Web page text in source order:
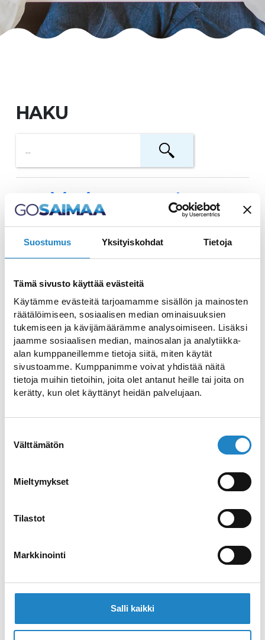
Suostumus Yksityiskohdat Tietoja
Tämä sivusto käyttää evästeitä
Käytämme evästeitä tarjoamamme sisällön ja mainosten
räätälöimiseen, sosiaalisen median ominaisuuksien
tukemiseen ja kävijämäärämme analysoimiseen. Lisäksi
jaamme sosiaalisen median, mainosalan ja analytiikka-
alan kumppaneillemme tietoja siitä, miten käytät
sivustoamme. Kumppanimme voivat yhdistää näitä
tietoja muihin tietoihin, joita olet antanut heille tai joita on
kerätty, kun olet käyttänyt heidän palvelujaan.
valinta
Välttämätön
Mieltymykset
Tilastot
Markkinointi
Salli kaikki
HAKU
Nettisivujen perusrakenne
matkailuyritykselle –
käyttäjäystävällisyys ja
vastuullisuus
Haluatko laajentaa matkailuyrityksesi
kansainvälisille markkinoille? Lue parhaat
vinkit nettisivujen kääntämiseen ja
hakukoneoptimointiin eri kielille.
Digitaalinen asiakaspolku
Etelä-Karjalan
matkailuyrityksille
Haluatko laajentaa matkailuyrityksesi
vinkit nettisivujen kääntämiseen ja
– Hyödyt matkailuyritykselle
Haluatko laajentaa matkailuyrityksesi
vinkit nettisivujen kääntämiseen ja
hakukoneoptimointiin eri kielille.